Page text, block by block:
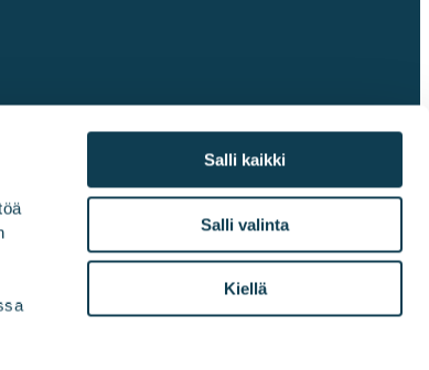
Salli kaikki
Salli valinta
Kiellä
MedialleToimistot